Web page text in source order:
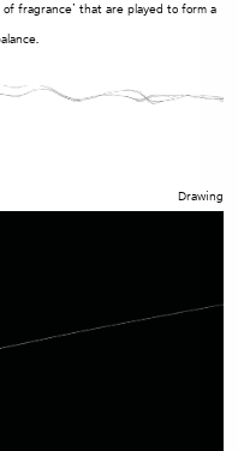
of fragrance’ that are played to form a
Drawing